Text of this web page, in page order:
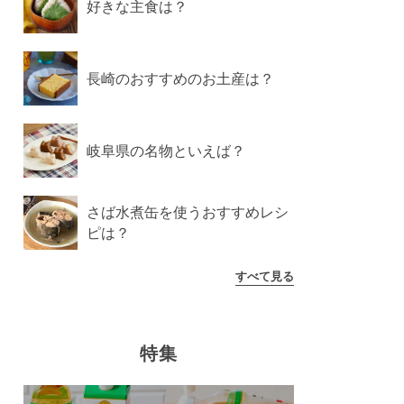
好きな主食は？
長崎のおすすめのお土産は？
岐阜県の名物といえば？
さば水煮缶を使うおすすめレシ
ピは？
すべて見る
特集